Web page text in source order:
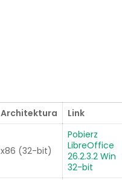
Architektura Link
x86 (32-bit)
Pobierz
LibreOffice
26.2.3.2 Win
32-bit